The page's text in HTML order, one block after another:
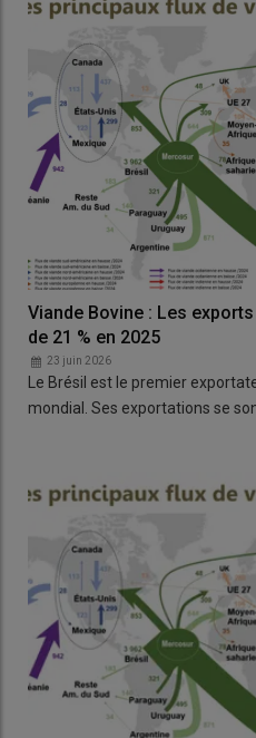
Viande Bovine : Les
de 21 % en 2025
23 juin 2026
Le Brésil est le premier
mondial. Ses exportations se